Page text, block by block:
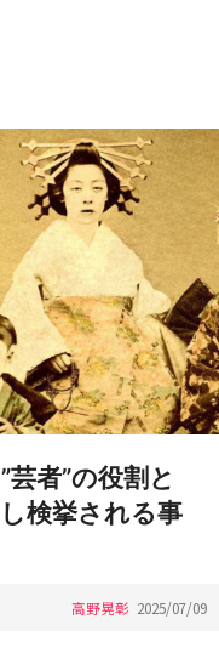
芸者”の役割と
検挙される事
高野晃彰 2025/07/09